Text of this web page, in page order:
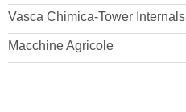
Vasca Chimica-Tower Internals
Macchine Agricole